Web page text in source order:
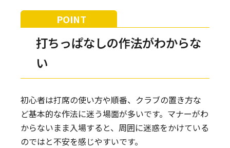
打ちっぱなしの作法がわからな
い
初心者は打席の使い方や順番、クラブの置き方な
ど基本的な作法に迷う場面が多いです。マナーがわ
からないまま入場すると、周囲に迷惑をかけている
のではと不安を感じやすいです。